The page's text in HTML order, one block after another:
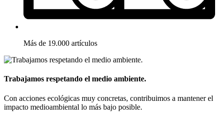
Más de 19.000 artículos
Trabajamos respetando el medio ambiente.
Con acciones ecológicas muy concretas, contribuimos a mantener el
impacto medioambiental lo más bajo posible.